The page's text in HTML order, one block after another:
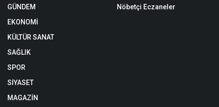
GÜNDEM
EKONOMİ
KÜLTÜR SANAT
SAĞLIK
SPOR
SİYASET
MAGAZİN
Nöbetçi Eczaneler